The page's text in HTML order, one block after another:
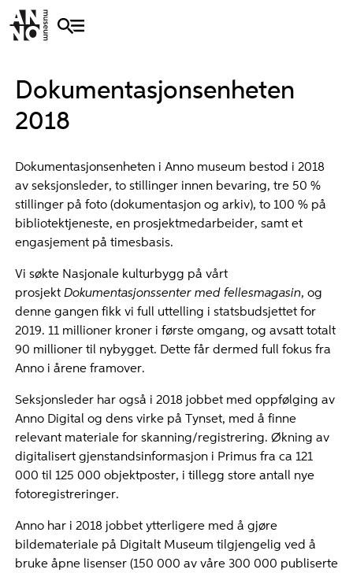
Dokumentasjonsenheten
2018
Dokumentasjonsenheten i Anno museum bestod i 2018
av seksjonsleder, to stillinger innen bevaring, tre 50 %
stillinger på foto (dokumentasjon og arkiv), to 100 % på
bibliotektjeneste, en prosjektmedarbeider, samt et
engasjement på timesbasis.
Vi søkte Nasjonale kulturbygg på vårt
prosjekt Dokumentasjonssenter med fellesmagasin, og
denne gangen fikk vi full uttelling i statsbudsjettet for
2019. 11 millioner kroner i første omgang, og avsatt totalt
90 millioner til nybygget. Dette får dermed full fokus fra
Anno i årene framover.
Seksjonsleder har også i 2018 jobbet med oppfølging av
Anno Digital og dens virke på Tynset, med å finne
relevant materiale for skanning/registrering. Økning av
digitalisert gjenstandsinformasjon i Primus fra ca 121
000 til 125 000 objektposter, i tillegg store antall nye
fotoregistreringer.
Anno har i 2018 jobbet ytterligere med å gjøre
bildemateriale på Digitalt Museum tilgjengelig ved å
bruke åpne lisenser (150 000 av våre 300 000 publiserte